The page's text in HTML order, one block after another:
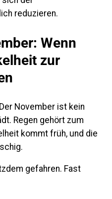
reduzieren.
Wenn
zur
November ist kein
Regen gehört zum
kommt früh, und die
gefahren. Fast